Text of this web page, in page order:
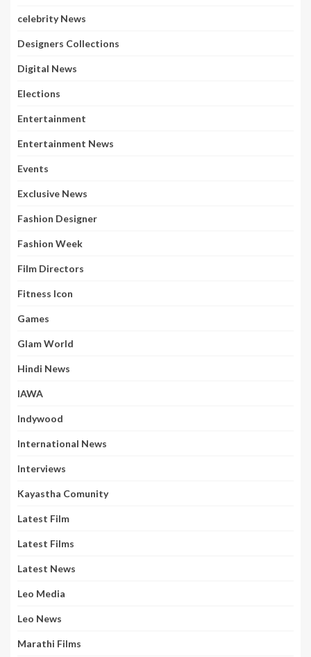
celebrity News
Designers Collections
Digital News
Elections
Entertainment
Entertainment News
Events
Exclusive News
Fashion Designer
Fashion Week
Film Directors
Fitness Icon
Games
Glam World
Hindi News
IAWA
Indywood
International News
Interviews
Kayastha Comunity
Latest Film
Latest Films
Latest News
Leo Media
Leo News
Marathi Films